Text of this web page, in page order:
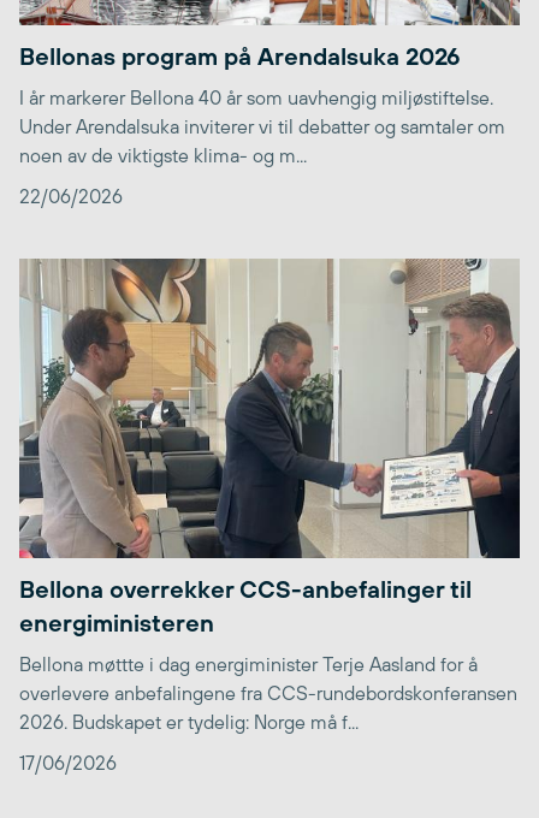
Bellonas program på Arendalsuka 2026
I år markerer Bellona 40 år som uavhengig miljøstiftelse.
Under Arendalsuka inviterer vi til debatter og samtaler om
noen av de viktigste klima- og m...
22/06/2026
Bellona overrekker CCS-anbefalinger til
energiministeren
Bellona møttte i dag energiminister Terje Aasland for å
overlevere anbefalingene fra CCS-rundebordskonferansen
2026. Budskapet er tydelig: Norge må f...
17/06/2026